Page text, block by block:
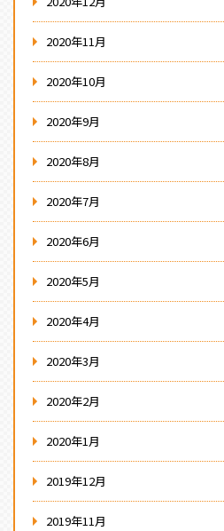
2020年11月
2020年10月
2020年9月
2020年8月
2020年7月
2020年6月
2020年5月
2020年4月
2020年3月
2020年2月
2020年1月
2019年12月
2019年11月